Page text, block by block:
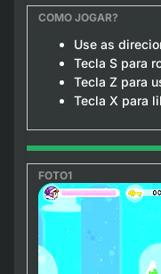
Use as
Tecla S para
Tecla Z para
Tecla X para